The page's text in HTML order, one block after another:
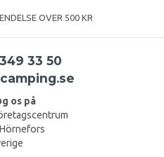
OVER 500 KR
33 50
os på